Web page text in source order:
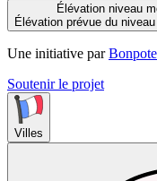
Élévation niveau
Élévation prévue du
Une initiative par
Soutenir le projet
Villes